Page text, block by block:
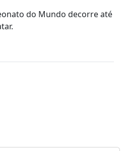
do Mundo decorre até